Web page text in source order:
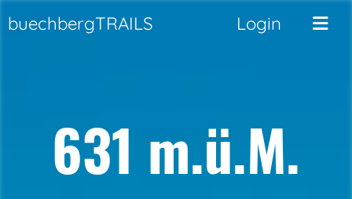
buechbergTRAILS Login
631 m.ü.M.